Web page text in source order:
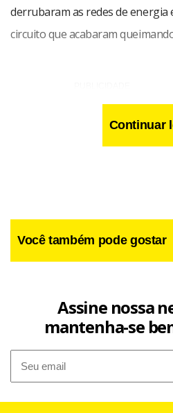
derrubaram as redes de energia
circuito que acabaram
Facebook
WhatsApp
X
Continuar
Você também pode gostar
Assine nossa
mantenha-se